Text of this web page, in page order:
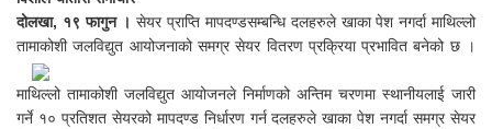
दोलखा, १९ फागुन ।सेयर प्राप्ति मापदण्डसम्बन्धि दलहरुले खाका पेश नगर्दा माथिल्लो
तामाकोशी जलविद्युत आयोजनाको समग्र सेयर वितरण प्रक्रिया प्रभावित बनेको छ ।
माथिल्लो तामाकोशी जलविद्युत आयोजनले निर्माणको अन्तिम चरणमा स्थानीयलाई जारी
गर्ने १० प्रतिशत सेयरको मापदण्ड निर्धारण गर्न दलहरुले खाका पेश नगर्दा समग्र सेयर